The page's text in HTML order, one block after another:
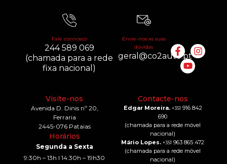
Visite-nos
Avenida D. Dinis nº 20,
Ferraria
2445-076 Pataias
Horários
Segunda a Sexta
9:30h – 13h I 14:30h – 19h30
Contacte-nos
Edgar Moreira. +351 916 842
690
(chamada para a rede móvel
nacional)
Mário Lopes. +351 963 865 472
(chamada para a rede móvel
nacional)
Fale connosco
244 589 069
(chamada para a rede
fixa nacional)
Envie-nos as suas
dúvidas
geral@co2auto.pt